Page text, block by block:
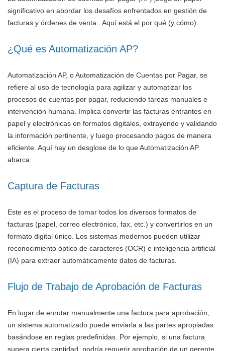
significativo en abordar los desafíos enfrentados en gestión de
facturas y órdenes de venta . Aquí está el por qué (y cómo).
¿Qué es Automatización AP?
Automatización AP, o Automatización de Cuentas por Pagar, se
refiere al uso de tecnología para agilizar y automatizar los
procesos de cuentas por pagar, reduciendo tareas manuales e
intervención humana. Implica convertir las facturas entrantes en
papel y electrónicas en formatos digitales, extrayendo y validando
la información pertinente, y luego procesando pagos de manera
eficiente. Aquí hay un desglose de lo que Automatización AP
abarca:
Captura de Facturas
Este es el proceso de tomar todos los diversos formatos de
facturas (papel, correo electrónico, fax, etc.) y convertirlos en un
formato digital único. Los sistemas modernos pueden utilizar
reconocimiento óptico de caracteres (OCR) e inteligencia artificial
(IA) para extraer automáticamente datos de facturas.
Flujo de Trabajo de Aprobación de Facturas
En lugar de enrutar manualmente una factura para aprobación,
un sistema automatizado puede enviarla a las partes apropiadas
basándose en reglas predefinidas. Por ejemplo, si una factura
supera cierta cantidad, podría requerir aprobación de un gerente